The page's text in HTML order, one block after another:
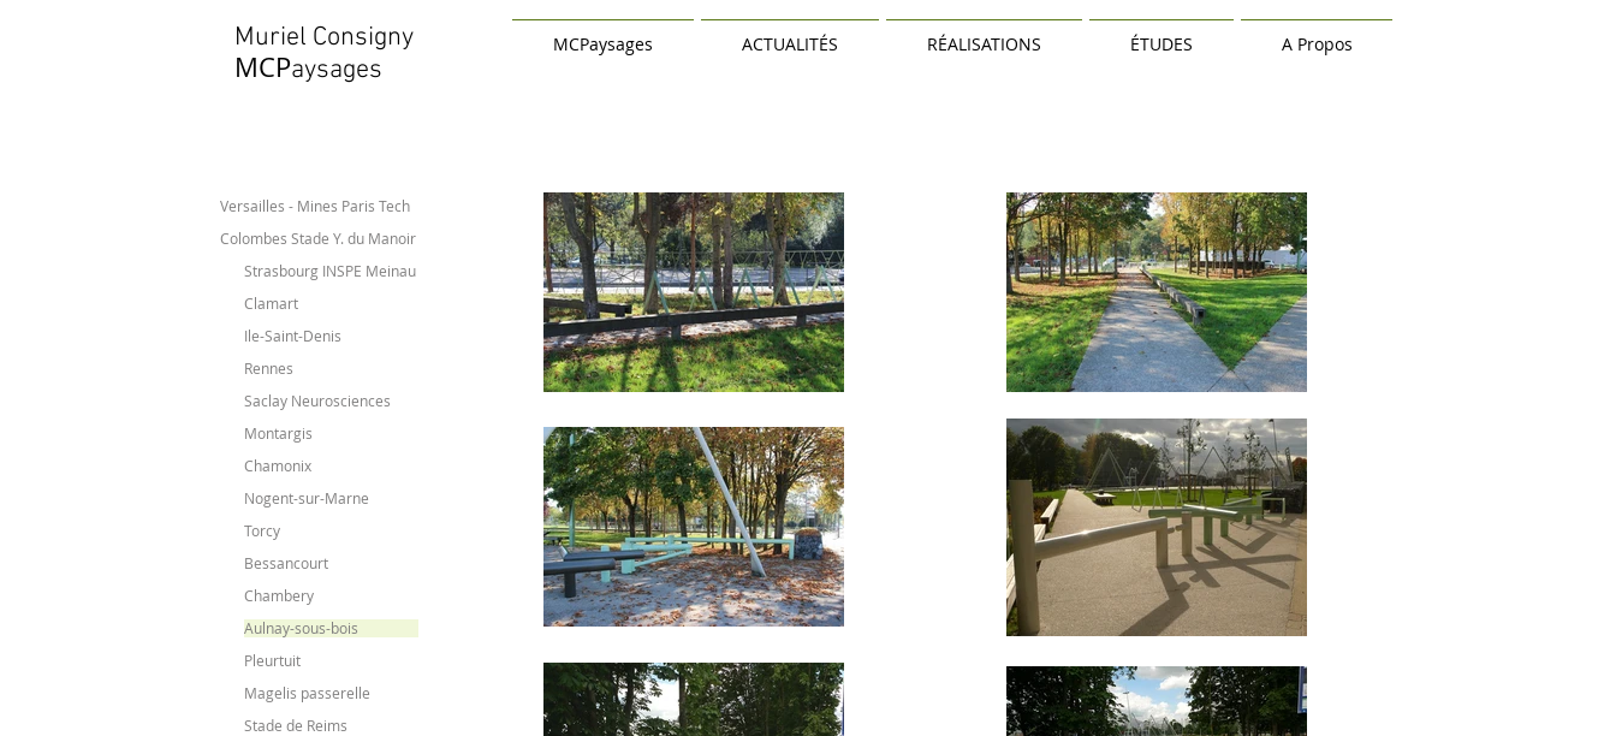
MCPaysages ACTUALITÉS RÉALISATIONS ÉTUDES A Propos
Versailles - Mines Paris Tech
Colombes Stade Y. du Manoir
Strasbourg INSPE Meinau
Clamart
Ile-Saint-Denis
Rennes
Saclay Neurosciences
Montargis
Chamonix
Nogent-sur-Marne
Torcy
Bessancourt
Chambery
Aulnay-sous-bois
Pleurtuit
Magelis passerelle
Stade de Reims
Muriel Consigny
MCPaysages